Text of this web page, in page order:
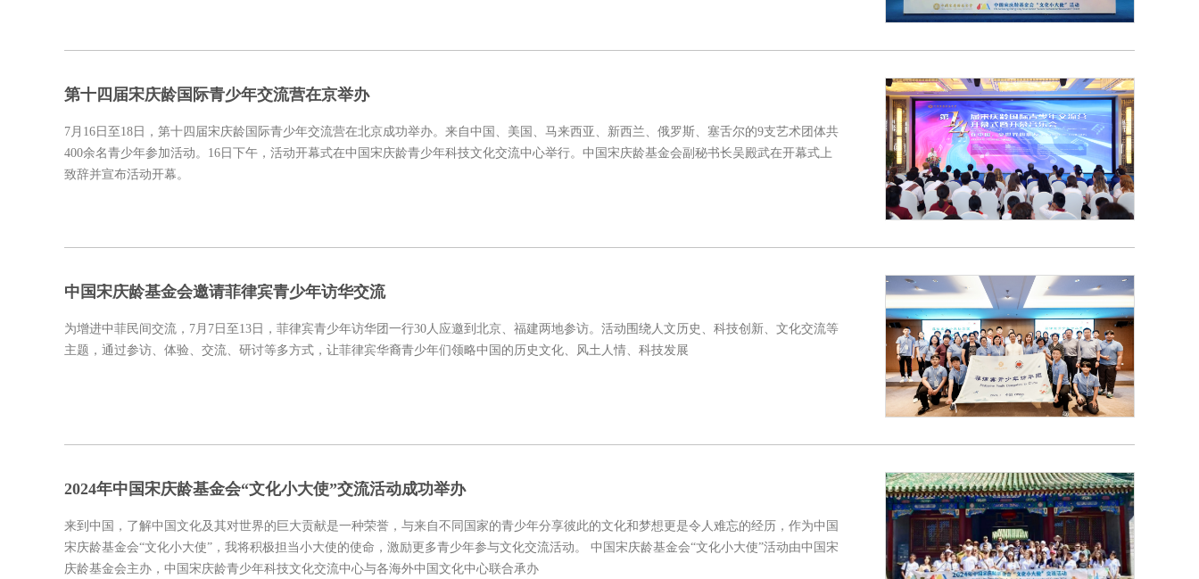
第十四届宋庆龄国际青少年交流营在京举办
7月16日至18日，第十四届宋庆龄国际青少年交流营在北京成功举办。来自中国、美国、马来西亚、新西兰、俄罗斯、塞舌尔的9支艺术团体共
400余名青少年参加活动。16日下午，活动开幕式在中国宋庆龄青少年科技文化交流中心举行。中国宋庆龄基金会副秘书长吴殿武在开幕式上
致辞并宣布活动开幕。
中国宋庆龄基金会邀请菲律宾青少年访华交流
为增进中菲民间交流，7月7日至13日，菲律宾青少年访华团一行30人应邀到北京、福建两地参访。活动围绕人文历史、科技创新、文化交流等
主题，通过参访、体验、交流、研讨等多方式，让菲律宾华裔青少年们领略中国的历史文化、风土人情、科技发展
2024年中国宋庆龄基金会“文化小大使”交流活动成功举办
来到中国，了解中国文化及其对世界的巨大贡献是一种荣誉，与来自不同国家的青少年分享彼此的文化和梦想更是令人难忘的经历，作为中国
宋庆龄基金会“文化小大使”，我将积极担当小大使的使命，激励更多青少年参与文化交流活动。 中国宋庆龄基金会“文化小大使”活动由中国宋
庆龄基金会主办，中国宋庆龄青少年科技文化交流中心与各海外中国文化中心联合承办